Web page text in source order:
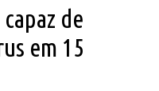
de
em 15